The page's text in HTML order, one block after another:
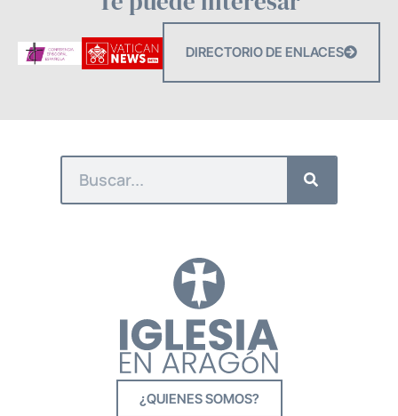
DIRECTORIO DE ENLACES
¿QUIENES SOMOS?